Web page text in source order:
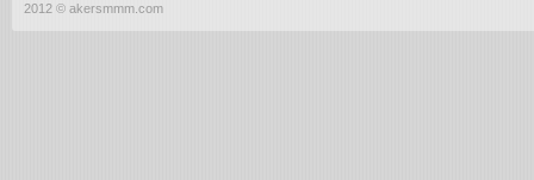
2012 © akersmmm.com